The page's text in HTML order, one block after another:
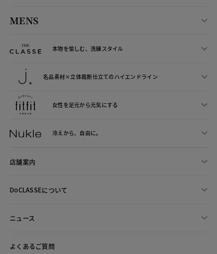
MENS
本物を愉しむ、洗練スタイル
名品素材×立体裁断仕立てのハイエンドライン
女性を足元から元気にする
冷えから、 自由に。
店舗案内
DoCLASSEについて
ニュース
よくあるご質問